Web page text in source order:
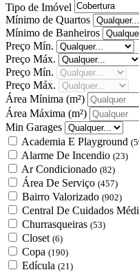
Tipo de Imóvel
Mínimo de Quartos
Mínimo de Banheiros
Preço Mín.
Preço Máx.
Preço Mín.
Preço Máx.
Área Mínima (m²)
Área Máxima (m²)
Min Garages
Academia E Playground
Alarme De Incendio (23)
Ar Condicionado (82)
Área De Serviço (457)
Bairro Valorizado (902)
Central De Cuidados
Churrasqueiras (53)
Closet (6)
Copa (190)
Edícula (21)